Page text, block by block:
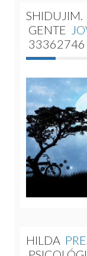
SHIDUJIM.
GENTE
33362746
HILDA